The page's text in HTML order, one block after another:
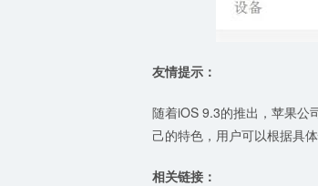
友情提示：
随着iOS 9.3的推出，苹果
己的特色，用户可以根据具体
相关链接：